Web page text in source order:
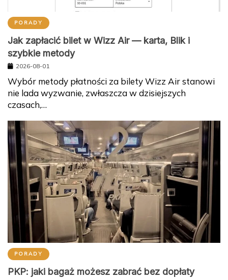
PORADY
Jak zapłacić bilet w Wizz Air — karta, Blik i
szybkie metody
2026-08-01
Wybór metody płatności za bilety Wizz Air stanowi
nie lada wyzwanie, zwłaszcza w dzisiejszych
czasach,…
PORADY
PKP: jaki bagaż możesz zabrać bez dopłaty